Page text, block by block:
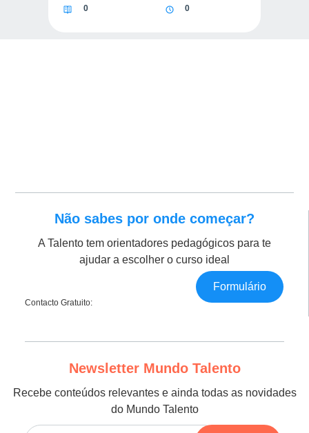
0 0
Não sabes por onde começar?
A Talento tem orientadores pedagógicos para te
ajudar a escolher o curso ideal
Contacto Gratuito:
Formulário
Newsletter Mundo Talento
Recebe conteúdos relevantes e ainda todas as novidades
do Mundo Talento